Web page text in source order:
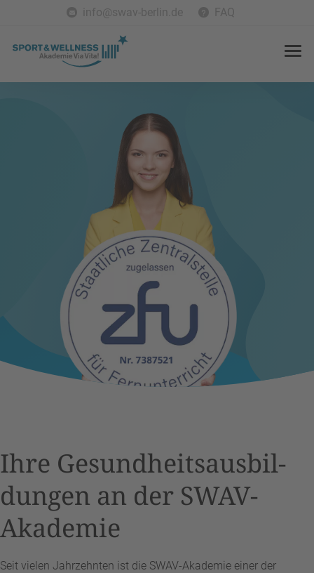
info@swav-berlin.de FAQ
Ihre Gesundheits­aus­bil­
dungen an der SWAV-
Akademie
Seit vielen Jahrzehnten ist die SWAV-Akademie einer der